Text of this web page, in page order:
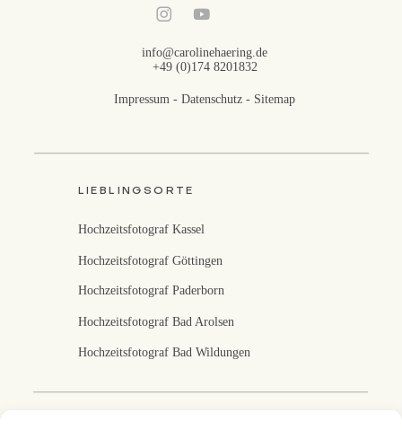
LIEBLINGSORTE
Hochzeitsfotograf Kassel
Hochzeitsfotograf Göttingen
Hochzeitsfotograf Paderborn
info@carolinehaering.de
+49 (0)174 8201832
Hochzeitsfotograf Bad Arolsen
Hochzeitsfotograf Bad Wildungen
Impressum -Datenschutz - Sitemap